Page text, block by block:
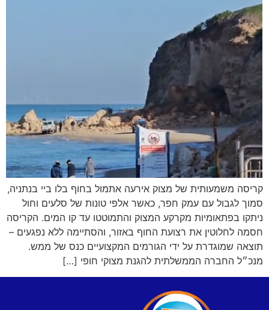
קריסה משמעותית של מצוק אירעה אתמול בחוף בלו ביי בנתניה,
סמוך לגבול עם עמק חפר, כאשר אלפי טונות של סלעים וחול
ניתקו בפתאומיות מקרקע המצוק והתמוטטו עד קו המים. הקריסה
חסמה לחלוטין את רצועת החוף באזור, והסתיימה ללא נפגעים –
תוצאה שמוגדרת על ידי הגורמים המקצועיים כנס של ממש.
מנכ״ל החברה הממשלתית להגנת מצוקי חופי […]